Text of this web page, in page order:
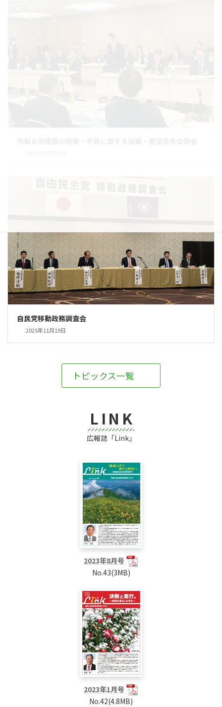
自民党移動政務調査会
2025年11月19日
トピックス一覧
LINK
広報誌「Link」
2023年8月号
No.43(3MB)
2023年1月号
No.42(4.8MB)